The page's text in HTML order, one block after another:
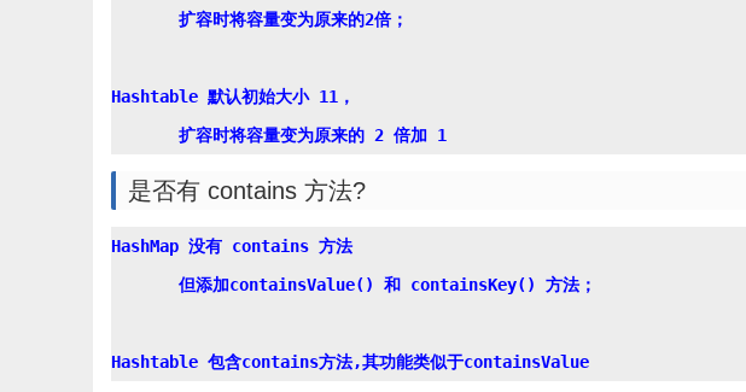
       扩容时将容量变为原来的2倍；
Hashtable 默认初始大小 11，
是否有 contains 方法?
HashMap 没有 contains 方法
       但添加containsValue() 和 containsKey() 方法；